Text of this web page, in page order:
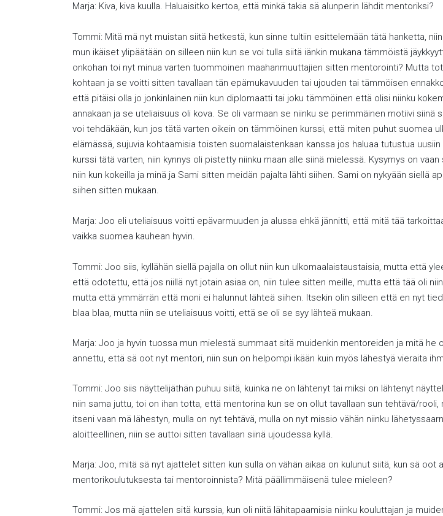
Marja: Kiva, kiva kuulla. Haluaisitko kertoa, että minkä takia sä alunperin lähdit mentoriksi?
Tommi: Mitä mä nyt muistan siitä hetkestä, kun sinne tultiin esittelemään tätä hanketta,
mun ikäiset ylipäätään on silleen niin kun se voi tulla siitä iänkin mukana tämmöistä
onkohan toi nyt minua varten tuommoinen maahanmuuttajien sitten mentorointi? Mutta
kohtaan ja se voitti sitten tavallaan tän epämukavuuden tai ujouden tai tämmöisen
että pitäisi olla jo jonkinlainen niin kun diplomaatti tai joku tämmöinen että olisi niinku
annakaan ja se uteliaisuus oli kova. Se oli varmaan se niinku se perimmäinen motiivi
voi tehdäkään, kun jos tätä varten oikein on tämmöinen kurssi, että miten puhut suomea
elämässä, sujuvia kohtaamisia toisten suomalaistenkaan kanssa jos haluaa tutustua
kurssi tätä varten, niin kynnys oli pistetty niinku maan alle siinä mielessä. Kysymys on
niin kun kokeilla ja minä ja Sami sitten meidän pajalta lähti siihen. Sami on nykyään siellä
siihen sitten mukaan.
Marja: Joo eli uteliaisuus voitti epävarmuuden ja alussa ehkä jännitti, että mitä tää
vaikka suomea kauhean hyvin.
Tommi: Joo siis, kyllähän siellä pajalla on ollut niin kun ulkomaalaistaustaisia, mutta että
että odotettu, että jos niillä nyt jotain asiaa on, niin tulee sitten meille, mutta että tää oli
mutta että ymmärrän että moni ei halunnut lähteä siihen. Itsekin olin silleen että en nyt
blaa blaa, mutta niin se uteliaisuus voitti, että se oli se syy lähteä mukaan.
Marja: Joo ja hyvin tuossa mun mielestä summaat sitä muidenkin mentoreiden ja mitä
annettu, että sä oot nyt mentori, niin sun on helpompi ikään kuin myös lähestyä vieraita
Tommi: Joo siis näyttelijäthän puhuu siitä, kuinka ne on lähtenyt tai miksi on lähtenyt
niin sama juttu, toi on ihan totta, että mentorina kun se on ollut tavallaan sun tehtävä/
itseni vaan mä lähestyn, mulla on nyt tehtävä, mulla on nyt missio vähän niinku
aloitteellinen, niin se auttoi sitten tavallaan siinä ujoudessa kyllä.
Marja: Joo, mitä sä nyt ajattelet sitten kun sulla on vähän aikaa on kulunut siitä, kun sä
mentorikoulutuksesta tai mentoroinnista? Mitä päällimmäisenä tulee mieleen?
Tommi: Jos mä ajattelen sitä kurssia, kun oli niitä lähitapaamisia niinku kouluttajan ja